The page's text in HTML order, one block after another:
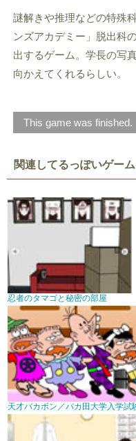
謎解きや推理などの特殊
ンズアカデミー」脱出科
出するゲーム。学長の写
向かえてくれるらしい。
This game was finished.
関連してるっぽいゲーム
忍者のタマゴと秘密の部屋
天才バカボン／バカ田大学入学試